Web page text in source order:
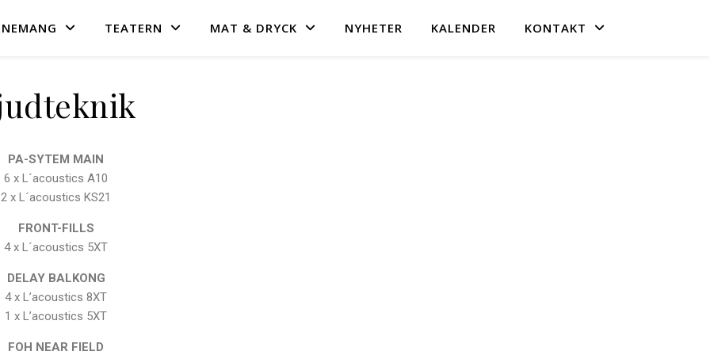
TEATERN MAT & DRYCK NYHETER KALENDER KONTAKT
PA-SYTEM MAIN
6 x L´acoustics A10
2 x L´acoustics KS21
FRONT-FILLS
4 x L´acoustics 5XT
DELAY BALKONG
4 x L’acoustics 8XT
1 x L’acoustics 5XT
FOH NEAR FIELD